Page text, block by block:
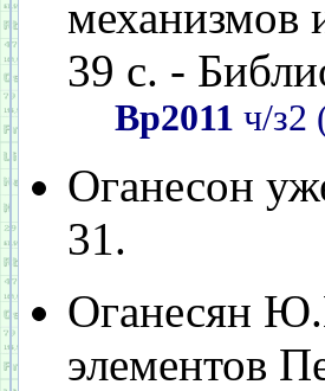
механизмов
39 с. -
Вр2011 ч/з2
Оганесон
31.
Оганесян
элементов